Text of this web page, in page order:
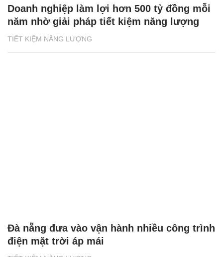
TIẾT KIỆM NĂNG LƯỢNG
Doanh nghiệp làm lợi hơn 500 tỷ đồng mỗi
năm nhờ giải pháp tiết kiệm năng lượng
Đà nẵng đưa vào vận hành nhiều công trình
điện mặt trời áp mái